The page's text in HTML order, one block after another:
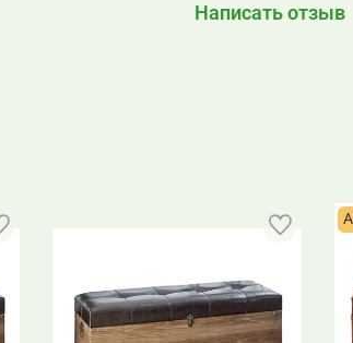
Написать отзыв